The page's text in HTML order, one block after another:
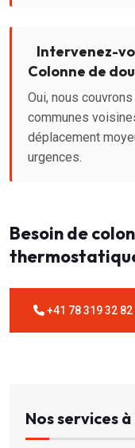
Intervenez-
Colonne de
Oui, nous
communes
déplacement
urgences.
Besoin de
+41 78 319 32 82
Nos services